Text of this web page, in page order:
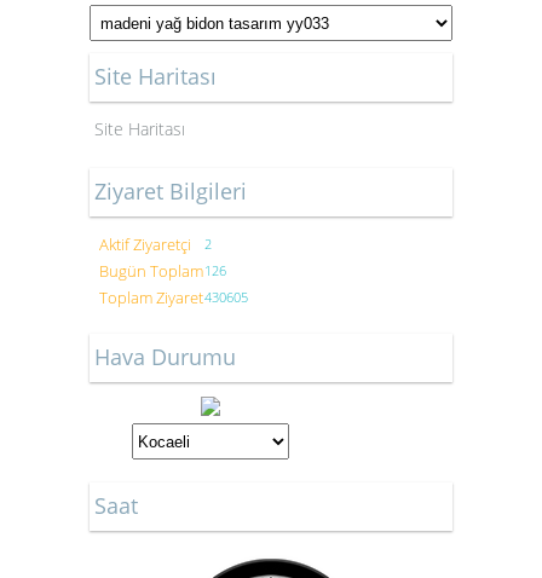
Site Haritası
Site Haritası
Ziyaret Bilgileri
Aktif Ziyaretçi 2
Bugün Toplam126
Toplam Ziyaret430605
Hava Durumu
Saat